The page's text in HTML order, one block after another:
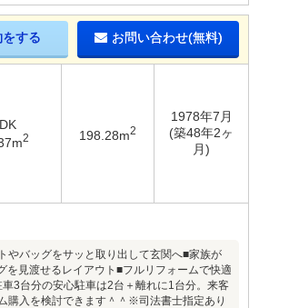
をする お問い合わせ(無料)
2 198.28m2
1978年7月
(築48年2ヶ
月)
バッグをサッと取り出して玄関へ■家族が
見渡せるレイアウト■フルリフォームで快適
3台分の安心駐車は2台＋離れに1台分。来客
購入を検討できます＾＾※司法書士指定あり